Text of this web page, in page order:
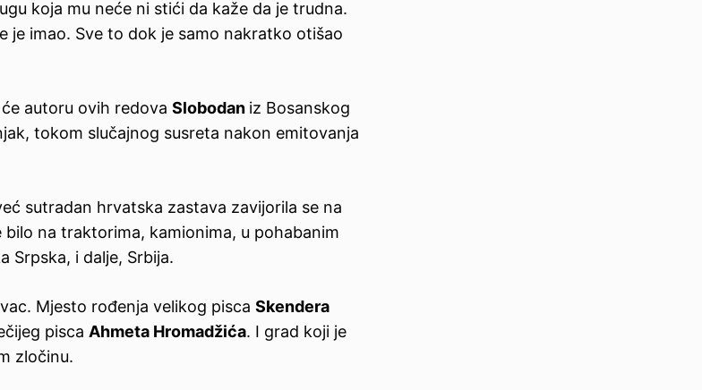
koja mu neće ni stići da kaže da je trudna.
je imao. Sve to dok je samo nakratko otišao
autoru ovih redova Slobodan iz Bosanskog
tokom slučajnog susreta nakon emitovanja
sutradan hrvatska zastava zavijorila se na
na traktorima, kamionima, u pohabanim
Srpska, i dalje, Srbija.
Mjesto rođenja velikog pisca Skendera
pisca Ahmeta Hromadžića. I grad koji je
zločinu.